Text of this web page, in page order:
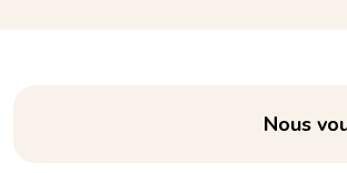
Nous